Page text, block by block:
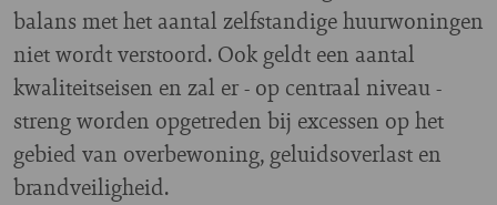
balans met het aantal zelfstandige huurwoningen
niet wordt verstoord. Ook geldt een aantal
kwaliteitseisen en zal er - op centraal niveau -
streng worden opgetreden bij excessen op het
gebied van overbewoning, geluidsoverlast en
brandveiligheid.